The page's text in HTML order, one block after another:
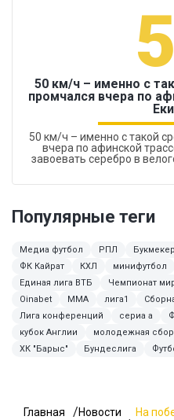
50 км/ч – именно с
промчался вчера по
50 км/ч – именно с такой
вчера по афинской
завоевать серебро в
Популярные теги
Медиа футбол РПЛ
ФК Кайрат
КХЛ минифутбол
Единая лига ВТБ
Чемпионат
Oinabet
MMA лига1
Лига конференций
сериа а
кубок Англии
молодежная
ХК "Барыс"
Бундеслига
Главная
Новости
На